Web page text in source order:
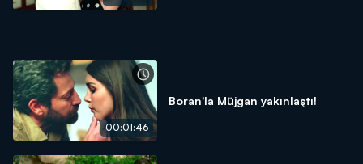
00:01:46
Boran'la Müjgan yakınlaştı!